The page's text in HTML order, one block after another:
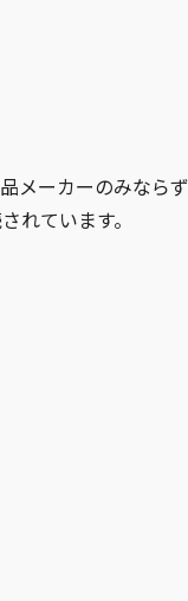
メーカーのみならず
れています。